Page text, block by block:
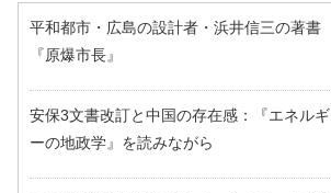
平和都市・広島の設計者・浜井信三の著書
『原爆市長』
安保3文書改訂と中国の存在感：『エネルギ
ーの地政学』を読みながら